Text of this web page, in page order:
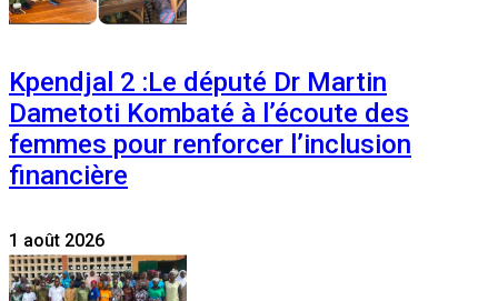
Kpendjal 2 :Le député Dr Martin
Dametoti Kombaté à l’écoute des
femmes pour renforcer l’inclusion
financière
1 août 2026